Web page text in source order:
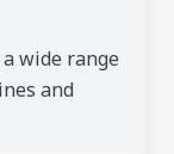
wide range
and